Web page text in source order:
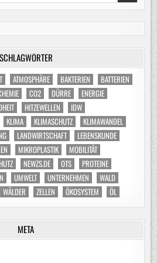
SCHLAGWÖRTER
ATMOSPHÄRE BAKTERIEN
BATTERIEN
CO2 DÜRRE
ENERGIE
HITZEWELLEN
IDW
KLIMA KLIMASCHUTZ
KLIMAWANDEL
LANDWIRTSCHAFT
LEBENSKUNDE
MIKROPLASTIK
MOBILITÄT
NEWZS.DE OTS
PROTEINE
UMWELT UNTERNEHMEN
WALD
WÄLDER ZELLEN ÖKOSYSTEM ÖL
META